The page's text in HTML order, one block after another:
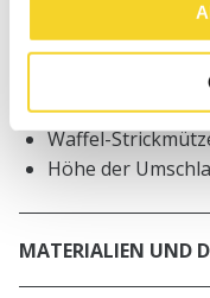
Waffel-
Höhe der
MATERIALIEN UND